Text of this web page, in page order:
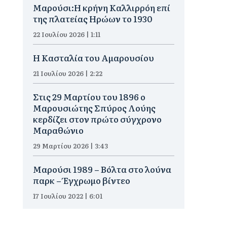
Μαρούσι:Η κρήνη Καλλιρρόη επί
της πλατείας Ηρώων το 1930
22 Ιουλίου 2026 | 1:11
Η Κασταλία του Αμαρουσίου
21 Ιουλίου 2026 | 2:22
Στις 29 Μαρτίου του 1896 ο
Μαρουσιώτης Σπύρος Λούης
κερδίζει στον πρώτο σύγχρονο
Μαραθώνιο
29 Μαρτίου 2026 | 3:43
Μαρούσι 1989 – Βόλτα στο λούνα
παρκ – Έγχρωμο βίντεο
17 Ιουλίου 2022 | 6:01